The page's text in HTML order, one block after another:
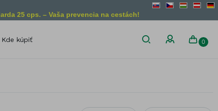
25 cps. – Vaša prevencia na cestách!
Vegetariánsky
Kde kúpiť 0